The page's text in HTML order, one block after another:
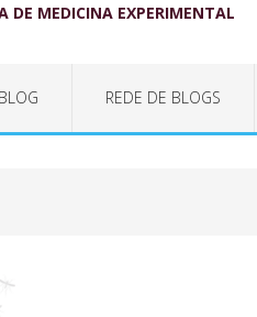
DE MEDICINA EXPERIMENTAL
REDE DE BLOGS